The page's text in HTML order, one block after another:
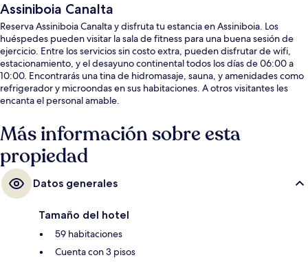
Assiniboia Canalta
Reserva Assiniboia Canalta y disfruta tu estancia en Assiniboia. Los
huéspedes pueden visitar la sala de fitness para una buena sesión de
ejercicio. Entre los servicios sin costo extra, pueden disfrutar de wifi,
estacionamiento, y el desayuno continental todos los días de 06:00 a
10:00. Encontrarás una tina de hidromasaje, sauna, y amenidades como
refrigerador y microondas en sus habitaciones. A otros visitantes les
encanta el personal amable.
Más información sobre esta
propiedad
Datos generales
Tamaño del hotel
59 habitaciones
Cuenta con 3 pisos